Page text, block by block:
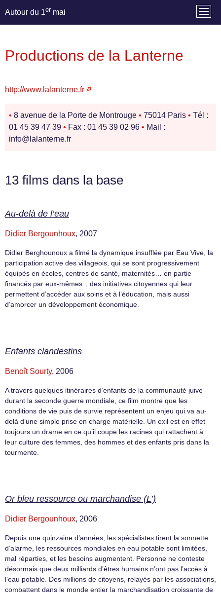
Autour du 1er mai
Productions de la Lanterne
http://www.lalanterne.fr
• 8 avenue de la Porte de Montrouge • 75014 Paris • Tél :
01 45 39 47 39 • Fax : 01 45 39 02 96 • Mail :
info@lalanterne.fr
13 films dans la base
Au-delà de l’eau
Didier Bergounhoux, 2007
Didier Berghounoux a filmé la dynamique insufflée par Eau Vive, la
participation active des villageois, qui se sont progressivement
équipés en écoles, centres de santé, maternités… en partie
financés par eux-mêmes ; des initiatives citoyennes qui leur
permettent d’accéder aux soins et à l’éducation, mais aussi
d’amorcer un développement économique.
Enfants clandestins
Benoît Sourty, 2006
A travers quelques itinéraires d’enfants de la communauté juive
durant la seconde guerre mondiale, ce film montre que les
conditions de vie puis de survie représentent un enjeu qui va au-
delà d’une simple prise en charge matérielle. Un exil est en effet
toujours un drame en ce qu’il coupe les racines qui rattachent à
leur culture des femmes, des hommes et des enfants pris dans la
tourmente.
Or bleu ressource ou marchandise (L’)
Didier Bergounhoux, 2006
Depuis une quinzaine d’années, les spécialistes tirent la sonnette
d’alarme, les ressources mondiales en eau potable sont limitées,
mal réparties, et les besoins augmentent. Personne ne conteste
désormais que deux milliards d’êtres humains n’ont pas l’accès à
l’eau potable. Des millions de citoyens, relayés par les associations,
combattent dans le monde entier la marchandisation croissante de